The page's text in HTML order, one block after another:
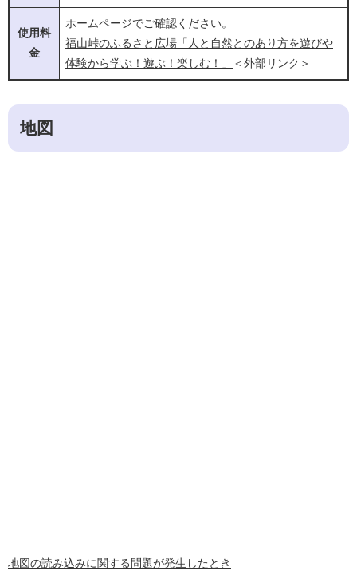
使用料
金
ホームページでご確認ください。
福山峠のふるさと広場「人と自然とのあり方を遊びや
体験から学ぶ！遊ぶ！楽しむ！」
＜外部リンク＞
地図
地図の読み込みに関する問題が発生したとき